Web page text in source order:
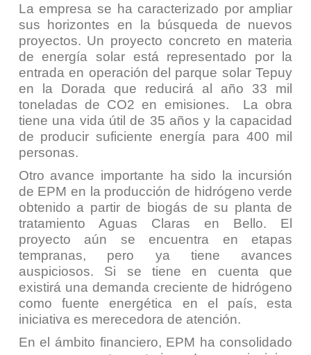
La empresa se ha caracterizado por ampliar
sus horizontes en la búsqueda de nuevos
proyectos. Un proyecto concreto en materia
de energía solar está representado por la
entrada en operación del parque solar Tepuy
en la Dorada que reducirá al año 33 mil
toneladas de CO2 en emisiones. La obra
tiene una vida útil de 35 años y la capacidad
de producir suficiente energía para 400 mil
personas.
Otro avance importante ha sido la incursión
de EPM en la producción de hidrógeno verde
obtenido a partir de biogás de su planta de
tratamiento Aguas Claras en Bello. El
proyecto aún se encuentra en etapas
tempranas, pero ya tiene avances
auspiciosos. Si se tiene en cuenta que
existirá una demanda creciente de hidrógeno
como fuente energética en el país, esta
iniciativa es merecedora de atención.
En el ámbito financiero, EPM ha consolidado